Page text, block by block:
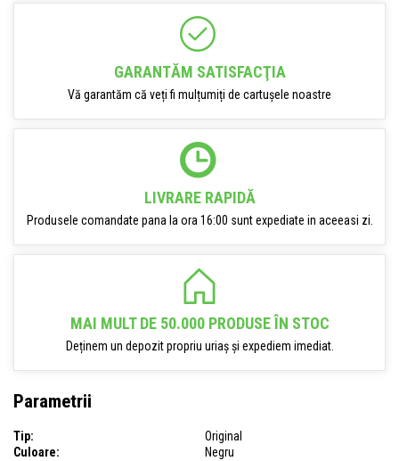
GARANTĂM SATISFACŢIA
Vă garantăm că veți fi mulțumiți de cartușele noastre
LIVRARE RAPIDĂ
Produsele comandate pana la ora 16:00 sunt expediate in aceeasi zi.
MAI MULT DE 50.000 PRODUSE ÎN STOC
Deținem un depozit propriu uriaș și expediem imediat.
Parametrii
Tip:
Original
Culoare:
Negru